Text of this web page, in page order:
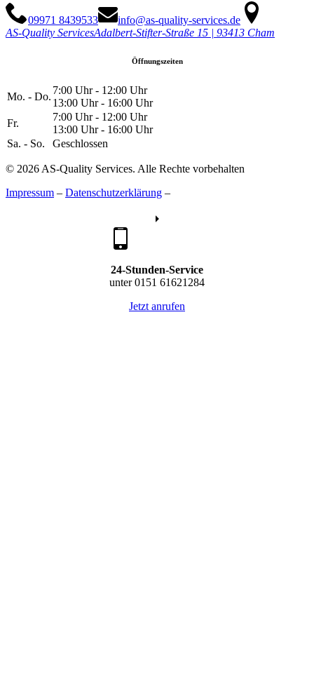
09971 8439533
info@as-quality-services.de
AS-Quality ServicesAdalbert-Stifter-Straße 15 | 93413 Cham
Öffnungszeiten
Mo. - Do.
7:00 Uhr - 12:00 Uhr
13:00 Uhr - 16:00 Uhr
Fr.
7:00 Uhr - 12:00 Uhr
13:00 Uhr - 16:00 Uhr
Sa. - So.
Geschlossen
© 2026 AS-Quality Services. Alle Rechte vorbehalten
Impressum – Datenschutzerklärung –
24-Stunden-Service
unter 0151 61621284
Jetzt anrufen